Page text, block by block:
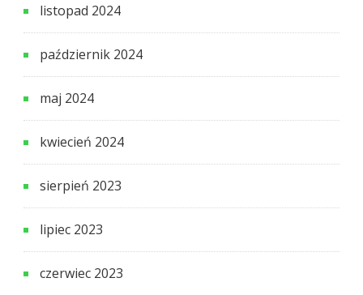
listopad 2024
październik 2024
maj 2024
kwiecień 2024
sierpień 2023
lipiec 2023
czerwiec 2023